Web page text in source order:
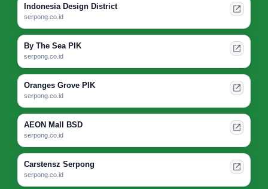
Indonesia Design District
serpong.co.id
By The Sea PIK
serpong.co.id
Oranges Grove PIK
serpong.co.id
AEON Mall BSD
serpong.co.id
Carstensz Serpong
serpong.co.id